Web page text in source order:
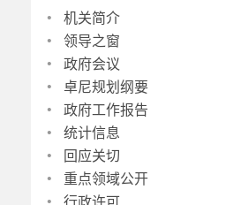
· 机关简介
· 领导之窗
· 政府会议
· 卓尼规划纲要
· 政府工作报告
· 统计信息
· 回应关切
· 重点领域公开
行政许可